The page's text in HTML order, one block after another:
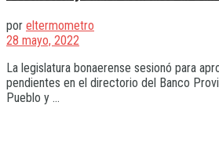
por eltermometro
28 mayo, 2022
La legislatura bonaerense sesionó para
pendientes en el directorio del Banco
Pueblo y ...